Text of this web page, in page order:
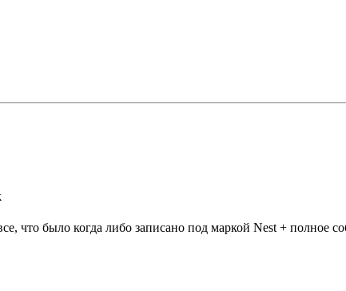
что было когда либо записано под маркой Nest + полное